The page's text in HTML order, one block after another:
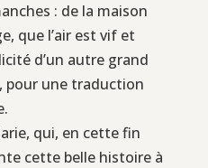
: de la maison
que l’air est vif et
d’un autre grand
pour une traduction
qui, en cette fin
cette belle histoire à